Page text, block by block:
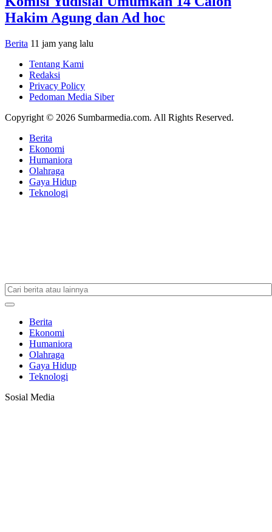
Hakim Agung dan Ad hoc
Berita 11 jam yang lalu
Tentang Kami
Redaksi
Privacy Policy
Pedoman Media Siber
Copyright © 2026 Sumbarmedia.com. All Rights Reserved.
Berita
Ekonomi
Humaniora
Olahraga
Gaya Hidup
Teknologi
Berita
Ekonomi
Humaniora
Olahraga
Gaya Hidup
Teknologi
Sosial Media